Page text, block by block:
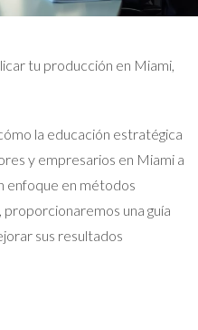
tu producción en Miami,
la educación estratégica
y empresarios en Miami a
enfoque en métodos
una guía
sus resultados